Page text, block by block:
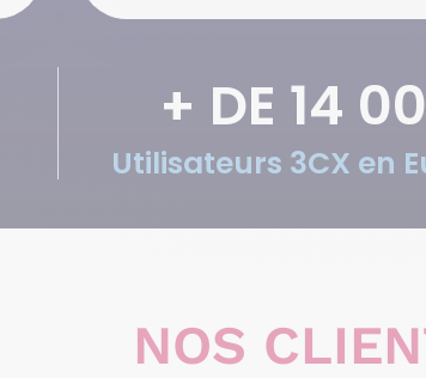
+ DE 14
Utilisateurs 3CX en
NOS